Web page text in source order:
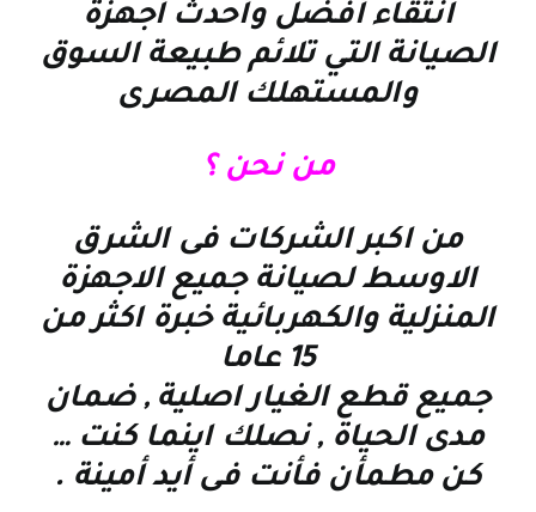
انتقاء أفضل وأحدث أجهزة
الصيانة التي تلائم طبيعة السوق
والمستهلك المصرى
من نحن ؟
من اكبر الشركات فى الشرق
الاوسط لصيانة جميع الاجهزة
المنزلية والكهربائية خبرة اكثر من
15 عاما
جميع قطع الغيار اصلية , ضمان
مدى الحياة , نصلك اينما كنت …
كن مطمأن فأنت فى أيد أمينة .